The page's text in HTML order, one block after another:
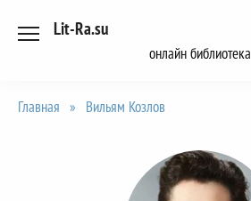
Lit-Ra.su
онлайн библиотека
Главная » Вильям Козлов